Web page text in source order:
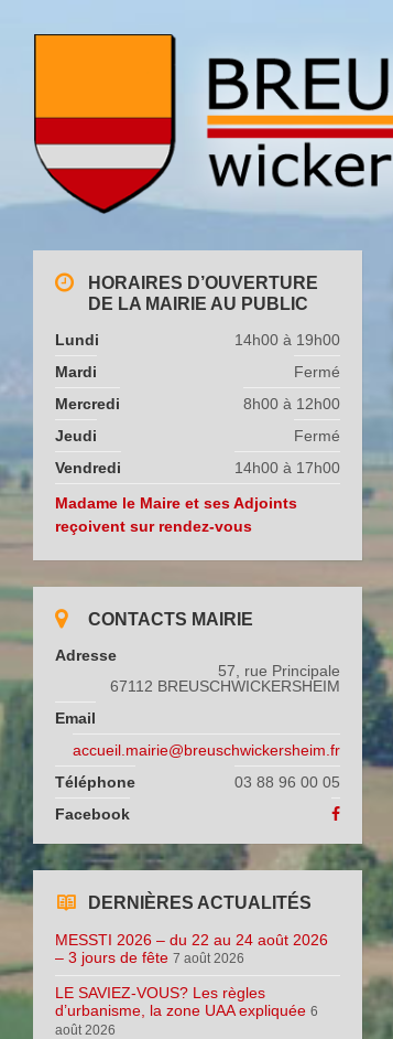
HORAIRES D’OUVERTURE
DE LA MAIRIE AU PUBLIC
Lundi
14h00 à 19h00
Mardi
Fermé
Mercredi
8h00 à 12h00
Jeudi
Fermé
Vendredi
14h00 à 17h00
Madame le Maire et ses Adjoints
reçoivent sur rendez-vous
CONTACTS MAIRIE
Adresse
57, rue Principale
67112 BREUSCHWICKERSHEIM
Email
accueil.mairie@breuschwickersheim.fr
Téléphone
03 88 96 00 05
Facebook
DERNIÈRES ACTUALITÉS
MESSTI 2026 – du 22 au 24 août 2026
– 3 jours de fête 7 août 2026
LE SAVIEZ-VOUS? Les règles
d’urbanisme, la zone UAA expliquée 6
août 2026